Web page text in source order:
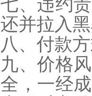
七、违约
还并拉入
八、付款
九、价格
全，一经